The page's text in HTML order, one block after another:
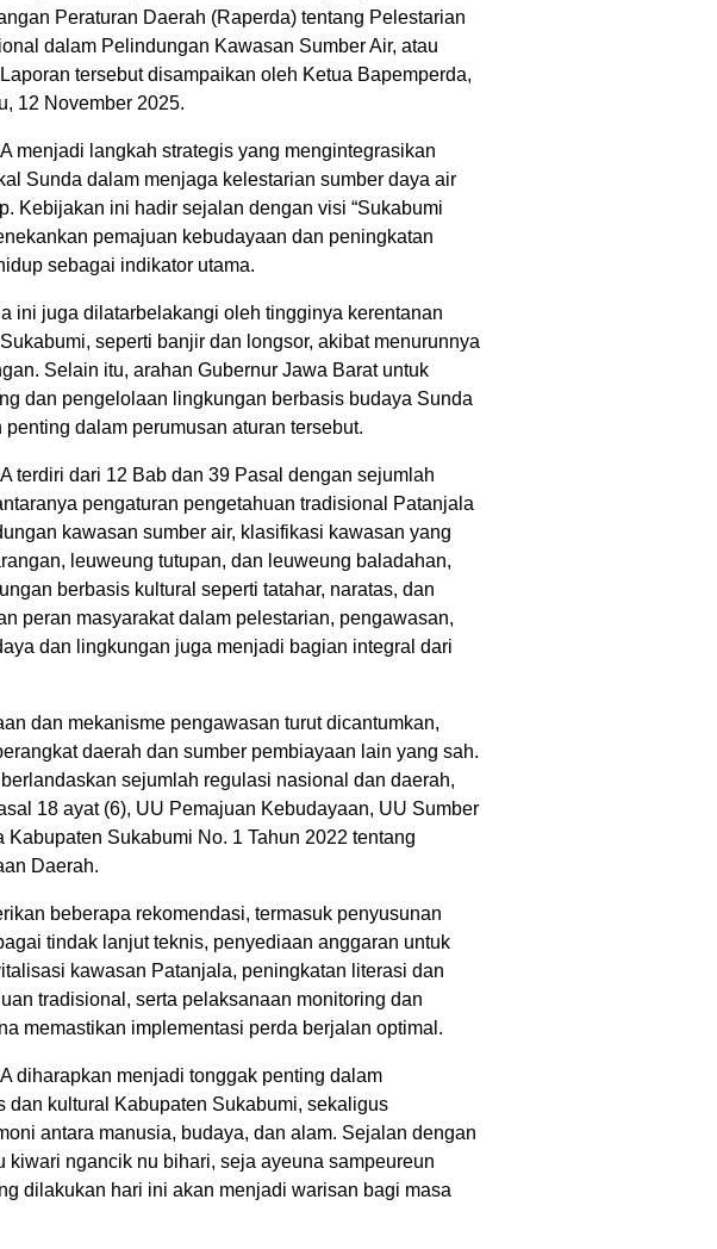
Peraturan Daerah (Raperda) tentang Pelestarian
dalam Pelindungan Kawasan Sumber Air, atau
tersebut disampaikan oleh Ketua Bapemperda,
12 November 2025.
menjadi langkah strategis yang mengintegrasikan
Sunda dalam menjaga kelestarian sumber daya air
Kebijakan ini hadir sejalan dengan visi “Sukabumi
pemajuan kebudayaan dan peningkatan
sebagai indikator utama.
ini juga dilatarbelakangi oleh tingginya kerentanan
seperti banjir dan longsor, akibat menurunnya
Selain itu, arahan Gubernur Jawa Barat untuk
dan pengelolaan lingkungan berbasis budaya Sunda
dalam perumusan aturan tersebut.
terdiri dari 12 Bab dan 39 Pasal dengan sejumlah
pengaturan pengetahuan tradisional Patanjala
kawasan sumber air, klasifikasi kawasan yang
leuweung tutupan, dan leuweung baladahan,
berbasis kultural seperti tatahar, naratas, dan
peran masyarakat dalam pelestarian, pengawasan,
dan lingkungan juga menjadi bagian integral dari
dan mekanisme pengawasan turut dicantumkan,
daerah dan sumber pembiayaan lain yang sah.
sejumlah regulasi nasional dan daerah,
18 ayat (6), UU Pemajuan Kebudayaan, UU Sumber
Kabupaten Sukabumi No. 1 Tahun 2022 tentang
Daerah.
beberapa rekomendasi, termasuk penyusunan
tindak lanjut teknis, penyediaan anggaran untuk
kawasan Patanjala, peningkatan literasi dan
tradisional, serta pelaksanaan monitoring dan
memastikan implementasi perda berjalan optimal.
diharapkan menjadi tonggak penting dalam
dan kultural Kabupaten Sukabumi, sekaligus
antara manusia, budaya, dan alam. Sejalan dengan
kiwari ngancik nu bihari, seja ayeuna sampeureun
dilakukan hari ini akan menjadi warisan bagi masa